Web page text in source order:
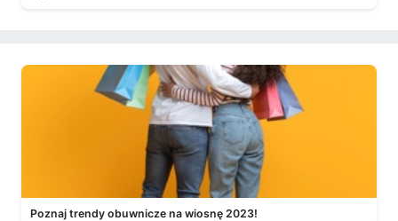
Poznaj trendy obuwnicze na wiosnę 2023!